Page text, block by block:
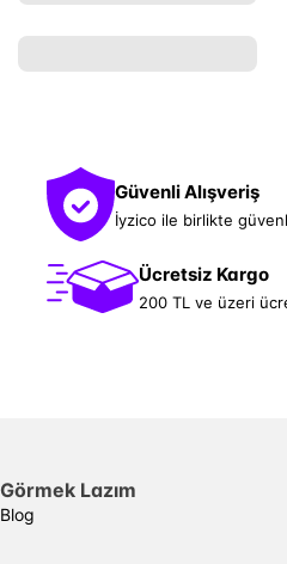
Güvenli Alışveriş
İyzico ile birlikte
Ücretsiz Kargo
200 TL ve üzeri
Görmek Lazım
Blog